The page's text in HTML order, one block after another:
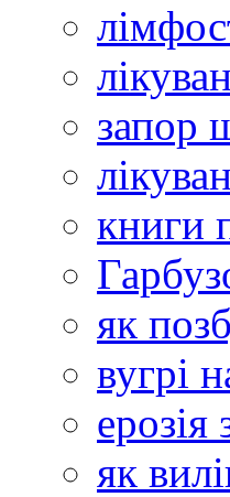
запор
книги
як
вугрі
як